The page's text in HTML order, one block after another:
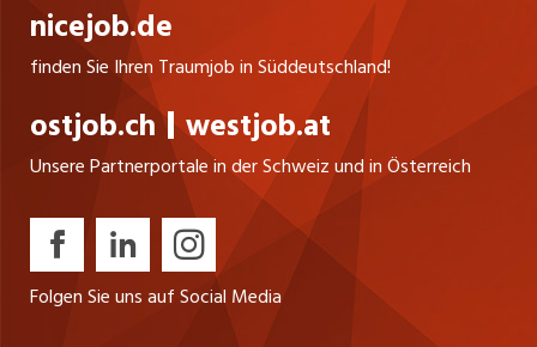
nicejob.de
finden Sie Ihren Traumjob in Süddeutschland!
ostjob.ch westjob.at
Unsere Partnerportale in der Schweiz und in Österreich
Folgen Sie uns auf Social Media